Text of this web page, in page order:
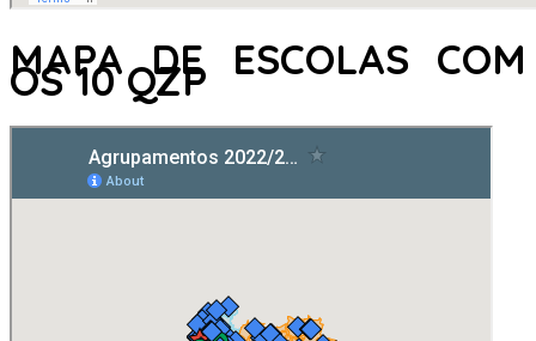
MAPA DE ESCOLAS COM
OS 10 QZP